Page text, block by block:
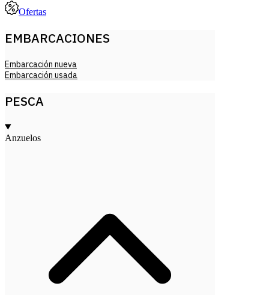
Ofertas
EMBARCACIONES
Embarcación nueva
Embarcación usada
PESCA
Anzuelos